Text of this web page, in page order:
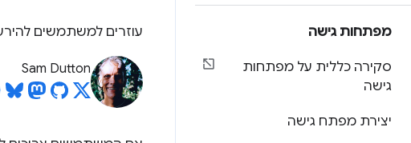
מפתחות גישה
סקירה כללית על מפתחות
גישה
יצירת מפתח גישה
עוזרים למשתמשים
Sam Dutton